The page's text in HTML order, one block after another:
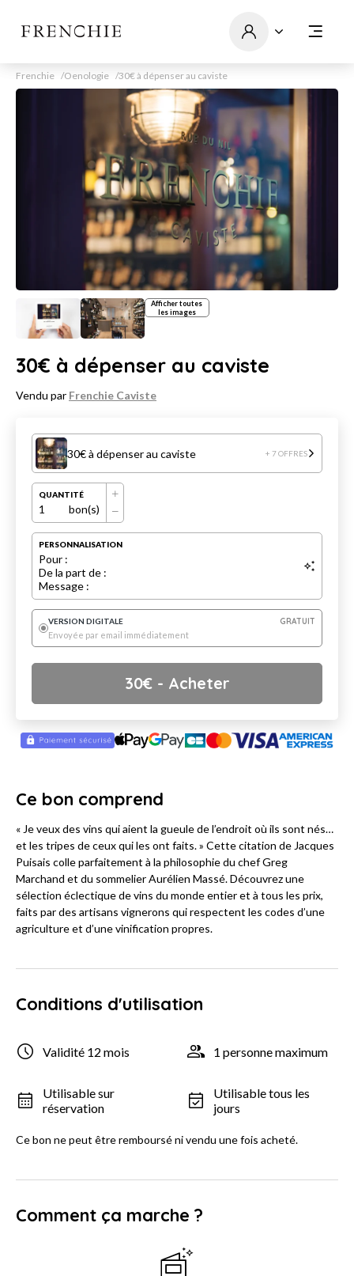
Frenchie Oenologie 30€ à dépenser au caviste
Afficher toutes
les images
30€ à dépenser au caviste
Vendu par Frenchie Caviste
30€ à dépenser au caviste + 7 OFFRES
QUANTITÉ
1 bon(s)
PERSONNALISATION
Pour :
De la part de :
Message :
VERSION DIGITALE
GRATUIT
Envoyée par email immédiatement
30€- Acheter
Ce bon comprend
« Je veux des vins qui aient la gueule de l’endroit où ils sont nés…
et les tripes de ceux qui les ont faits. » Cette citation de Jacques
Puisais colle parfaitement à la philosophie du chef Greg
Marchand et du sommelier Aurélien Massé. Découvrez une
sélection éclectique de vins du monde entier et à tous les prix,
faits par des artisans vignerons qui respectent les codes d’une
agriculture et d’une vinification propres.
Conditions d'utilisation
Validité 12 mois 1 personne maximum
Utilisable sur
réservation
Utilisable tous les
jours
Ce bon ne peut être remboursé ni vendu une fois acheté.
Comment ça marche ?